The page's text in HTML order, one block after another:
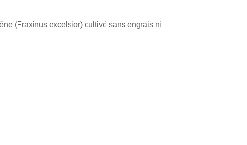
(Fraxinus excelsior) cultivé sans engrais ni